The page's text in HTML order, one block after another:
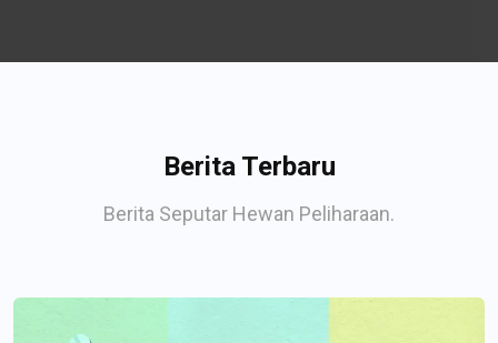
Berita Terbaru
Berita Seputar Hewan Peliharaan.